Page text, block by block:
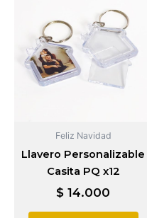
Feliz Navidad
Llavero Personalizable
Casita PQ x12
$ 14.000